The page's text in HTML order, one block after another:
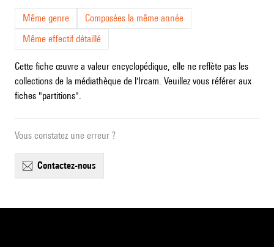
Même genre
Composées la même année
Même effectif détaillé
Cette fiche œuvre a valeur encyclopédique, elle ne reflète pas les
collections de la médiathèque de l'Ircam. Veuillez vous référer aux
fiches "partitions".
Vous constatez une erreur ?
contactez-nous